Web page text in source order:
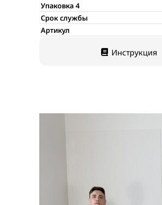
Упаковка 4
Срок службы
Артикул
Инструкция